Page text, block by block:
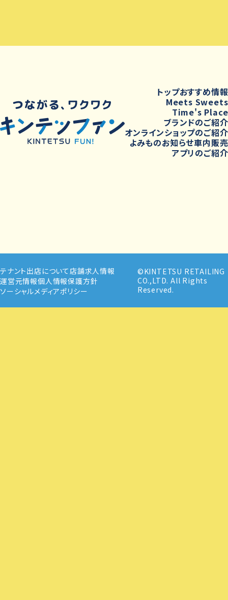
トップおすすめ情報
Meets Sweets
Time's Place
ブランドのご紹介
オンラインショップのご紹介
よみものお知らせ車内販売
アプリのご紹介
テナント出店について 店舗求人情報
運営元情報個人情報保護方針
ソーシャルメディアポリシー
©KINTETSU RETAILING
CO.,LTD. All Rights
Reserved.